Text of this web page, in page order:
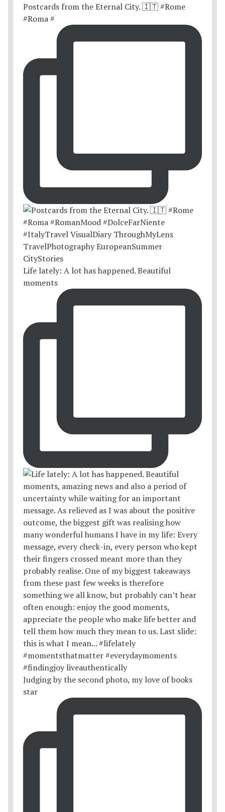
Postcards from the Eternal City. 🇮🇹 #Rome
#Roma #
Life lately: A lot has happened. Beautiful
moments
Judging by the second photo, my love of books
star